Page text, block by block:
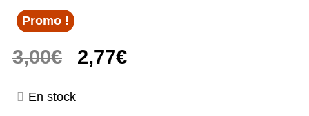
Promo !
3,00€
Le
2,77€Le
En stock